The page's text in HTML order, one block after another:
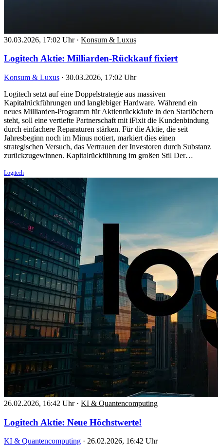
30.03.2026, 17:02 Uhr · Konsum & Luxus
Logitech Aktie: Milliarden-Rückkauf fixiert
Konsum & Luxus · 30.03.2026, 17:02 Uhr
Logitech setzt auf eine Doppelstrategie aus massiven
Kapitalrückführungen und langlebiger Hardware. Während ein
neues Milliarden-Programm für Aktienrückkäufe in den Startlöchern
steht, soll eine vertiefte Partnerschaft mit iFixit die Kundenbindung
durch einfachere Reparaturen stärken. Für die Aktie, die seit
Jahresbeginn noch im Minus notiert, markiert dies einen
strategischen Versuch, das Vertrauen der Investoren durch Substanz
zurückzugewinnen. Kapitalrückführung im großen Stil Der…
Logitech
26.02.2026, 16:42 Uhr · KI & Quantencomputing
Logitech Aktie: Neue Höchstwerte!
KI & Quantencomputing · 26.02.2026, 16:42 Uhr